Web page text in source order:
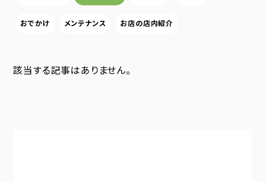
おでかけ メンテナンス お店の店内紹介
該当する記事はありません。